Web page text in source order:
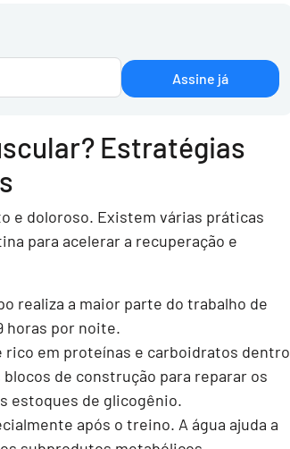
Assine já
Estratégias
e doloroso. Existem várias práticas
para acelerar a recuperação e
realiza a maior parte do trabalho de
horas por noite.
rico em proteínas e carboidratos dentro
de construção para reparar os
estoques de glicogênio.
após o treino. A água ajuda a